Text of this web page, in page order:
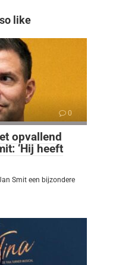
like
0
opvallend
‘Hij heeft
Smit een bijzondere